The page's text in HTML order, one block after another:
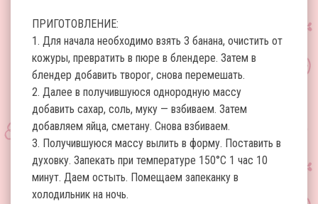
ПРИГОТОВЛЕНИЕ:
1. Для начала необходимо взять 3 банана, очистить от
кожуры, превратить в пюре в блендере. Затем в
блендер добавить творог, снова перемешать.
2. Далее в получившуюся однородную массу
добавить сахар, соль, муку — взбиваем. Затем
добавляем яйца, сметану. Снова взбиваем.
3. Получившуюся массу вылить в форму. Поставить в
духовку. Запекать при температуре 150°С 1 час 10
минут. Даем остыть. Помещаем запеканку в
холодильник на ночь.